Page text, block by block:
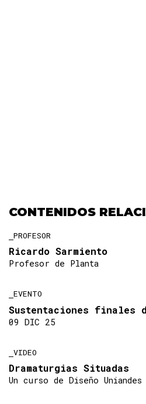
CONTENIDOS
PROFESOR
Ricardo Sarmiento
Profesor de Planta
EVENTO
Sustentaciones finales
09 DIC 25
VIDEO
Dramaturgias Situadas
Un curso de Diseño Uniandes